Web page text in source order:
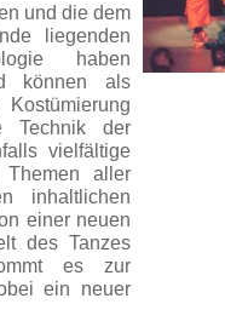
und die dem
liegenden
haben
können als
Technik der
vielfältige
Themen aller
inhaltlichen
einer neuen
des Tanzes
es zur
ein neuer